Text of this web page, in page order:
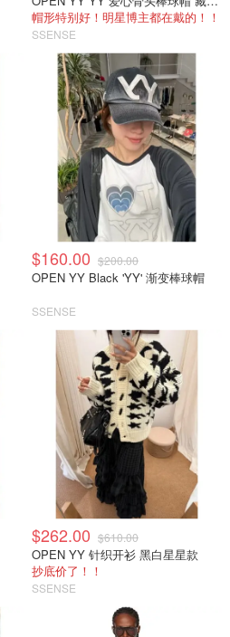
帽形特别好！明星博主都在戴的！！
SSENSE
$160.00 $200.00
OPEN YY Black 'YY' 渐变棒球帽
SSENSE
$262.00 $610.00
OPEN YY 针织开衫 黑白星星款
抄底价了！！
SSENSE